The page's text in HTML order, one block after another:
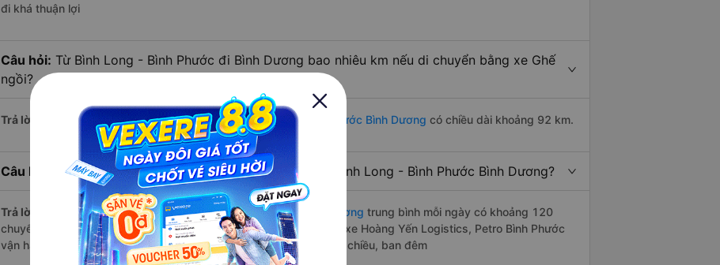
đi khá thuận lợi
Câu hỏi: Từ Bình Long - Bình Phước đi Bình Dương bao nhiêu km nếu di chuyển bằng xe Ghế
ngồi?
Trả lời: Đường di chuyển bằngxe Ghế ngồi đi Bình Long - Bình Phước Bình Dương có chiều dài khoảng 92 km.
Câu hỏi: Mỗi ngày có bao nhiêu chuyến xe Ghế ngồi đi Bình Long - Bình Phước Bình Dương?
Trả lời: Tuyến đườngxe Ghế ngồi Bình Long - Bình Phước Bình Dương trung bình mỗi ngày có khoảng 120
chuyến trên
Vexere.combắt đầu từ 2:00 đến 19:21 bởi 2 nhà xe: xe Hoàng Yến Logistics, Petro Bình Phước
vận hành. Các giờ xe chạy có đầy đủ cả ban ngày, buổi trưa, buổi chiều, ban đêm